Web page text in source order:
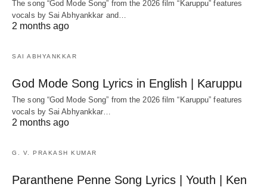
The song “God Mode Song” from the 2026 film “Karuppu” features
vocals by Sai Abhyankkar‬ and…
2 months ago
SAI ABHYANKKAR
God Mode Song Lyrics in English | Karuppu
The song “God Mode Song” from the 2026 film “Karuppu” features
vocals by Sai Abhyankkar‬…
2 months ago
G. V. PRAKASH KUMAR
Paranthene Penne Song Lyrics | Youth | Ken